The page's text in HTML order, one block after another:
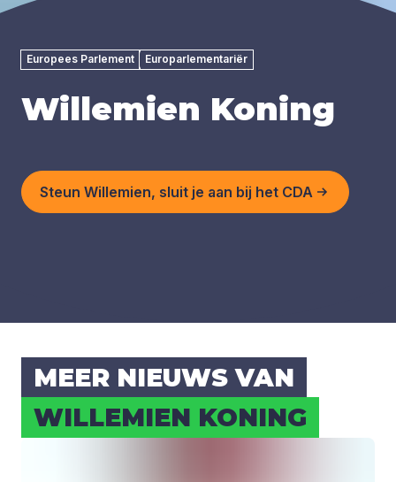
Europees Parlement Europarlementariër
Willemien Koning
Steun Willemien, sluit je aan bij het CDA
MEER NIEUWS VAN
WIL­LE­MIEN KONING